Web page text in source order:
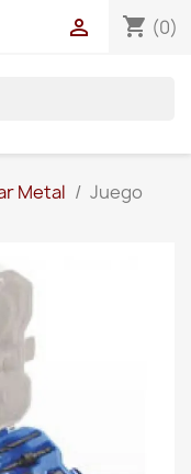
shopping_cart (0)

Metal
Juego